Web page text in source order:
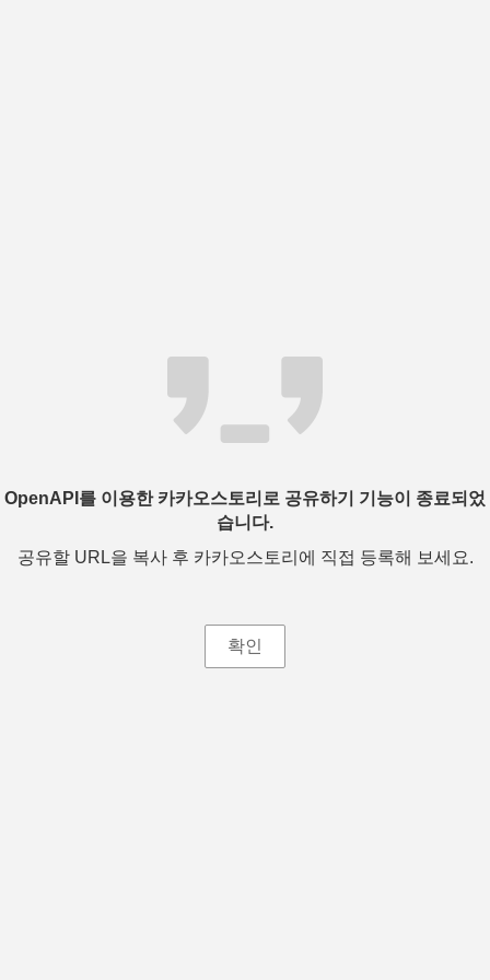
OpenAPI를 이용한 카카오스토리로 공유하기 기능이 종료되었
습니다.
공유할 URL을 복사 후 카카오스토리에 직접 등록해 보세요.
확인